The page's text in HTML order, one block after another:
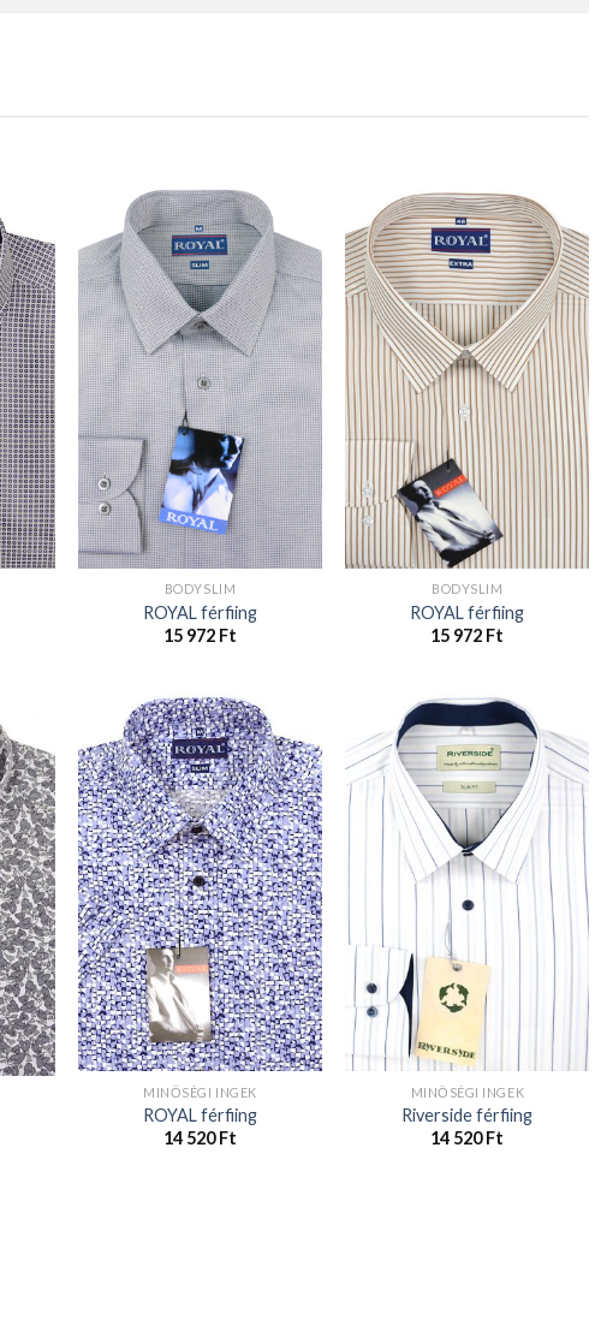
BODYSLIM
ROYAL férfiing
15 972 Ft
BODYSLIM
ROYAL férfiing
15 972 Ft
MINŐSÉGI INGEK
ROYAL férfiing
14 520Ft
MINŐSÉGI INGEK
Riverside férfiing
14 520Ft